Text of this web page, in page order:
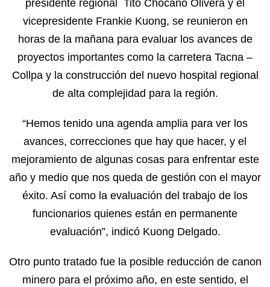
presidente regional Tito Chocano Olivera y el
vicepresidente Frankie Kuong, se reunieron en
horas de la mañana para evaluar los avances de
proyectos importantes como la carretera Tacna –
Collpa y la construcción del nuevo hospital regional
de alta complejidad para la región.
“Hemos tenido una agenda amplia para ver los
avances, correcciones que hay que hacer, y el
mejoramiento de algunas cosas para enfrentar este
año y medio que nos queda de gestión con el mayor
éxito. Así como la evaluación del trabajo de los
funcionarios quienes están en permanente
evaluación”, indicó Kuong Delgado.
Otro punto tratado fue la posible reducción de canon
minero para el próximo año, en este sentido, el